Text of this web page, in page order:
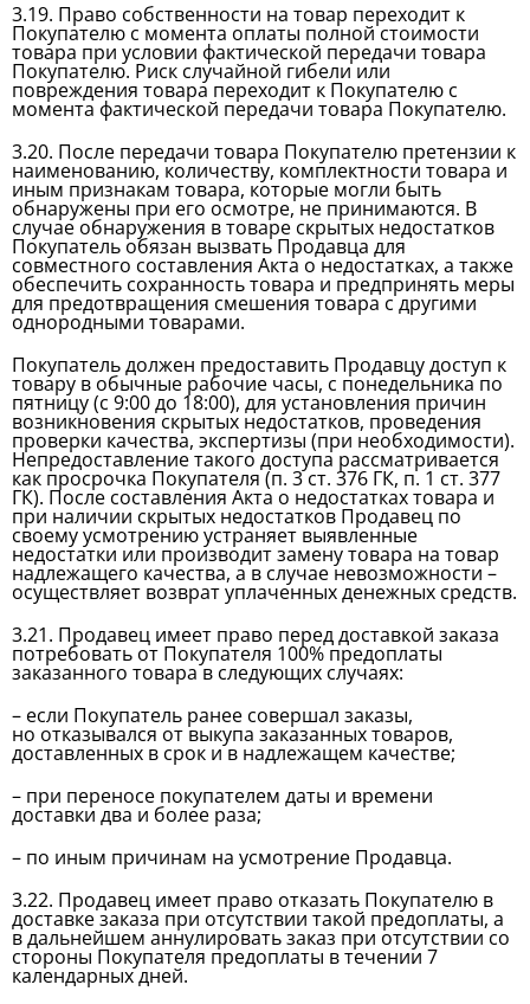
3.19. Право собственности на товар переходит к
Покупателю с момента оплаты полной стоимости
товара при условии фактической передачи товара
Покупателю. Риск случайной гибели или
повреждения товара переходит к Покупателю с
момента фактической передачи товара Покупателю.
3.20. После передачи товара Покупателю претензии к
наименованию, количеству, комплектности товара и
иным признакам товара, которые могли быть
обнаружены при его осмотре, не принимаются. В
случае обнаружения в товаре скрытых недостатков
Покупатель обязан вызвать Продавца для
совместного составления Акта о недостатках, а также
обеспечить сохранность товара и предпринять меры
для предотвращения смешения товара с другими
однородными товарами.
Покупатель должен предоставить Продавцу доступ к
товару в обычные рабочие часы, с понедельника по
пятницу (с 9:00 до 18:00), для установления причин
возникновения скрытых недостатков, проведения
проверки качества, экспертизы (при необходимости).
Непредоставление такого доступа рассматривается
как просрочка Покупателя (п. 3 ст. 376 ГК, п. 1 ст. 377
ГК). После составления Акта о недостатках товара и
при наличии скрытых недостатков Продавец по
своему усмотрению устраняет выявленные
недостатки или производит замену товара на товар
надлежащего качества, а в случае невозможности –
осуществляет возврат уплаченных денежных средств.
3.21. Продавец имеет право перед доставкой заказа
потребовать от Покупателя 100% предоплаты
заказанного товара в следующих случаях:
– если Покупатель ранее совершал заказы,
но отказывался от выкупа заказанных товаров,
доставленных в срок и в надлежащем качестве;
– при переносе покупателем даты и времени
доставки два и более раза;
– по иным причинам на усмотрение Продавца.
3.22. Продавец имеет право отказать Покупателю в
доставке заказа при отсутствии такой предоплаты, а
в дальнейшем аннулировать заказ при отсутствии со
стороны Покупателя предоплаты в течении 7
календарных дней.